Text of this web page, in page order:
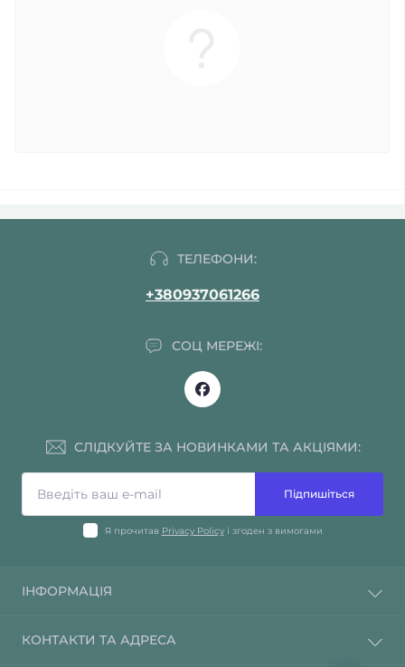
ТЕЛЕФОНИ:
+380937061266
СОЦ МЕРЕЖІ:
СЛІДКУЙТЕ ЗА НОВИНКАМИ ТА АКЦІЯМИ:
Підпишіться
Я прочитав Privacy Policyі згоден з вимогами
ІНФОРМАЦІЯ
Delivery Information
КОНТАКТИ ТА АДРЕСА